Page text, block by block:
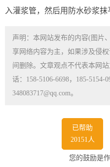
入灌浆管，然后用防水砂浆抹
声明：本网站发布的内容(图片
享网络内容为主，如果涉及侵
间删除。文章观点不代表本网
话：158-5106-6698，185-5154-
348083717@qq.com。
已帮助
20151人
您的鼓励是